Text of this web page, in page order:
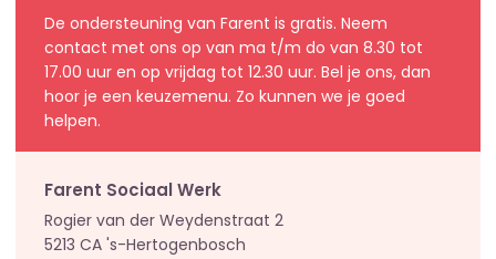
De ondersteuning van Farent is gratis. Neem
contact met ons op van ma t/m do van 8.30 tot
17.00 uur en op vrijdag tot 12.30 uur. Bel je ons, dan
hoor je een keuzemenu. Zo kunnen we je goed
helpen.
Farent Sociaal Werk
Rogier van der Weydenstraat 2
5213 CA 's-Hertogenbosch